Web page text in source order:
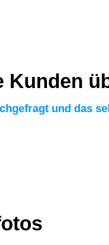
Kunden
und das